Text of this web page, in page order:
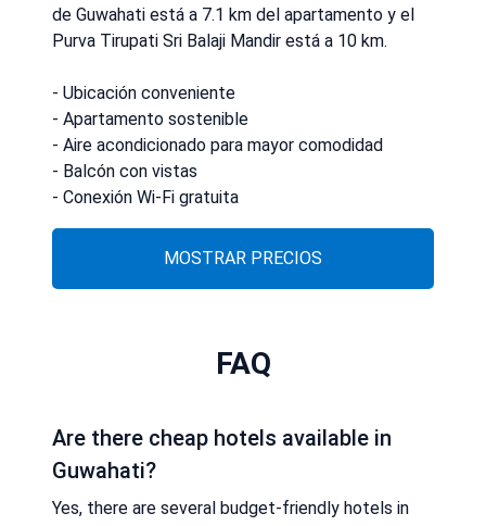
de Guwahati está a 7.1 km del apartamento y el
Purva Tirupati Sri Balaji Mandir está a 10 km.
- Ubicación conveniente
- Apartamento sostenible
- Aire acondicionado para mayor comodidad
- Balcón con vistas
- Conexión Wi-Fi gratuita
MOSTRAR PRECIOS
FAQ
Are there cheap hotels available in
Guwahati?
Yes, there are several budget-friendly hotels in